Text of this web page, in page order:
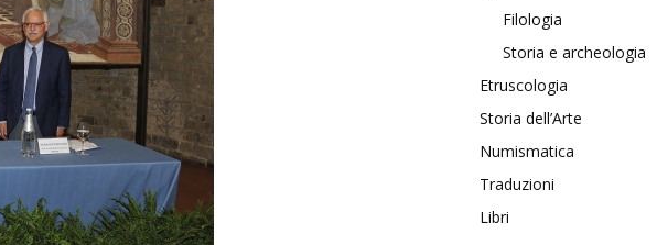
Filologia
Storia e archeologia
Etruscologia
Storia dell’Arte
Numismatica
Traduzioni
Libri